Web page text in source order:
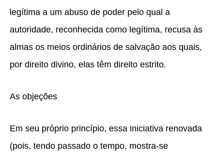
legítima a um abuso de poder pelo qual a
autoridade, reconhecida como legítima, recusa às
almas os meios ordinários de salvação aos quais,
por direito divino, elas têm direito estrito.
As objeções
Em seu próprio princípio, essa iniciativa renovada
(pois, tendo passado o tempo, mostra-se